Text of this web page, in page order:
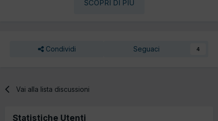
SCOPRI DI PIÙ
Condividi Seguaci 4
Vai alla lista discussioni
Statistiche Utenti